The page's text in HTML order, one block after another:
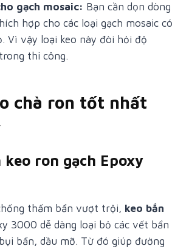
gạch mosaic: Bạn cần dọn dòng
hợp cho các loại gạch mosaic có
Vì vậy loại keo này đòi hỏi độ
thi công.
chà ron tốt nhất
keo ron gạch Epoxy
thấm bẩn vượt trội, keo bắn
3000 dễ dàng loại bỏ các vết bẩn
bẩn, dầu mỡ. Từ đó giúp đường